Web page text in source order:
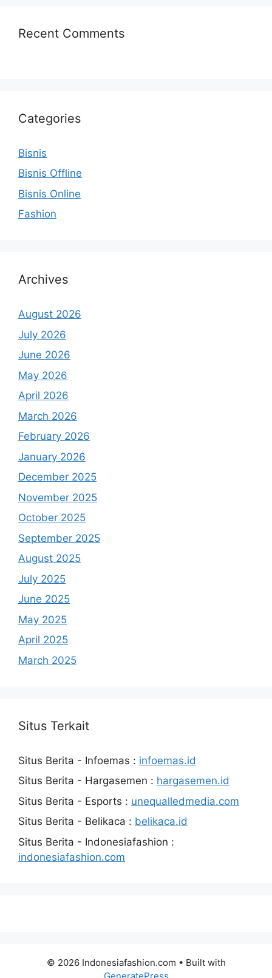
Recent Comments
Categories
Bisnis
Bisnis Offline
Bisnis Online
Fashion
Archives
August 2026
July 2026
June 2026
May 2026
April 2026
March 2026
February 2026
January 2026
December 2025
November 2025
October 2025
September 2025
August 2025
July 2025
June 2025
May 2025
April 2025
March 2025
Situs Terkait
Situs Berita - Infoemas : infoemas.id
Situs Berita - Hargasemen : hargasemen.id
Situs Berita - Esports : unequalledmedia.com
Situs Berita - Belikaca : belikaca.id
Situs Berita - Indonesiafashion :
indonesiafashion.com
© 2026 Indonesiafashion.com • Built with